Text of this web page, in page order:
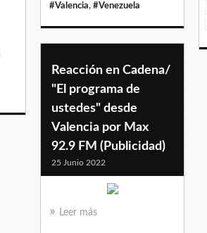
#Valencia, #Venezuela
Reacción en Cadena/
"El programa de
ustedes" desde
Valencia por Max
92.9 FM (Publicidad)
25 Junio 2022
Leer más